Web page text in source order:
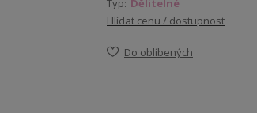
Typ: Dělitelné
Hlídat cenu / dostupnost
Do oblíbených